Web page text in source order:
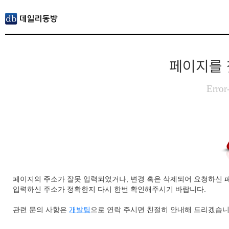
페이지를
페이지의 주소가 잘못 입력되었거나, 변경 혹은 삭제되어 요청하신
입력하신 주소가 정확한지 다시 한번 확인해주시기 바랍니다.
관련 문의 사항은 개발팀 으로 연락 주시면 친절히 안내해 드리겠습